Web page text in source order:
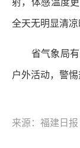
全天无明显清凉
省气象局有
户外活动，警
来源：福建日报